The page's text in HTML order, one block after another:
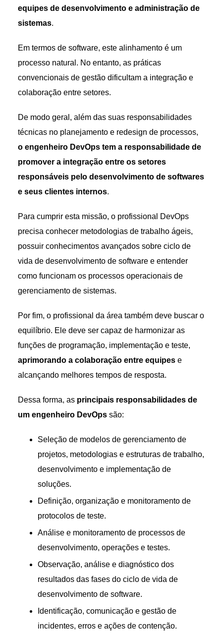
equipes de desenvolvimento e administração de
sistemas.
Em termos de software, este alinhamento é um
processo natural. No entanto, as práticas
convencionais de gestão dificultam a integração e
colaboração entre setores.
De modo geral, além das suas responsabilidades
técnicas no planejamento e redesign de processos,
o engenheiro DevOps tem a responsabilidade de
promover a integração entre os setores
responsáveis pelo desenvolvimento de softwares
e seus clientes internos.
Para cumprir esta missão, o profissional DevOps
precisa conhecer metodologias de trabalho ágeis,
possuir conhecimentos avançados sobre ciclo de
vida de desenvolvimento de software e entender
como funcionam os processos operacionais de
gerenciamento de sistemas.
Por fim, o profissional da área também deve buscar o
equilíbrio. Ele deve ser capaz de harmonizar as
funções de programação, implementação e teste,
aprimorando a colaboração entre equipese
alcançando melhores tempos de resposta.
Dessa forma, as principais responsabilidades de
um engenheiro DevOpssão:
Seleção de modelos de gerenciamento de
projetos, metodologias e estruturas de trabalho,
desenvolvimento e implementação de
soluções.
Definição, organização e monitoramento de
protocolos de teste.
Análise e monitoramento de processos de
desenvolvimento, operações e testes.
Observação, análise e diagnóstico dos
resultados das fases do ciclo de vida de
desenvolvimento de software.
Identificação, comunicação e gestão de
incidentes, erros e ações de contenção.